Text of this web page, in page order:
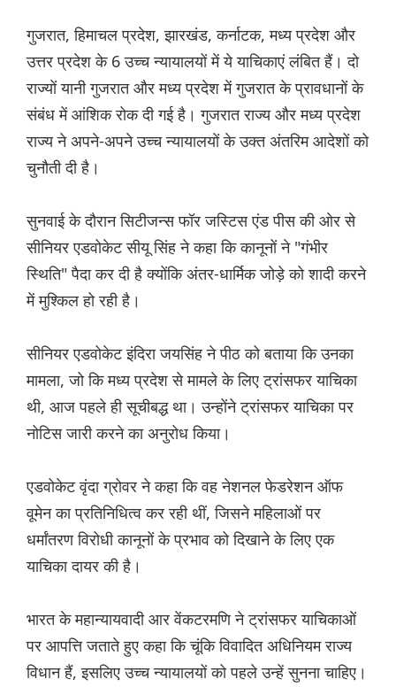
गुजरात, हिमाचल प्रदेश, झारखंड, कर्नाटक, मध्य प्रदेश और
उत्तर प्रदेश के 6 उच्च न्यायालयों में ये याचिकाएं लंबित हैं। दो
राज्यों यानी गुजरात और मध्य प्रदेश में गुजरात के प्रावधानों के
संबंध में आंशिक रोक दी गई है। गुजरात राज्य और मध्य प्रदेश
राज्य ने अपने-अपने उच्च न्यायालयों के उक्त अंतरिम आदेशों को
चुनौती दी है।
सुनवाई के दौरान सिटीजन्स फॉर जस्टिस एंड पीस की ओर से
सीनियर एडवोकेट सीयू सिंह ने कहा कि कानूनों ने "गंभीर
स्थिति" पैदा कर दी है क्योंकि अंतर-धार्मिक जोड़े को शादी करने
में मुश्किल हो रही है।
सीनियर एडवोकेट इंदिरा जयसिंह ने पीठ को बताया कि उनका
मामला, जो कि मध्य प्रदेश से मामले के लिए ट्रांसफर याचिका
थी, आज पहले ही सूचीबद्ध था। उन्होंने ट्रांसफर याचिका पर
नोटिस जारी करने का अनुरोध किया।
एडवोकेट वृंदा ग्रोवर ने कहा कि वह नेशनल फेडरेशन ऑफ
वूमेन का प्रतिनिधित्व कर रही थीं, जिसने महिलाओं पर
धर्मांतरण विरोधी कानूनों के प्रभाव को दिखाने के लिए एक
याचिका दायर की है।
भारत के महान्यायवादी आर वेंकटरमणि ने ट्रांसफर याचिकाओं
पर आपत्ति जताते हुए कहा कि चूंकि विवादित अधिनियम राज्य
विधान हैं, इसलिए उच्च न्यायालयों को पहले उन्हें सुनना चाहिए।